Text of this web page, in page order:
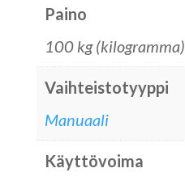
Paino
100 kg (kilogramma)
Vaihteistotyyppi
Manuaali
Käyttövoima